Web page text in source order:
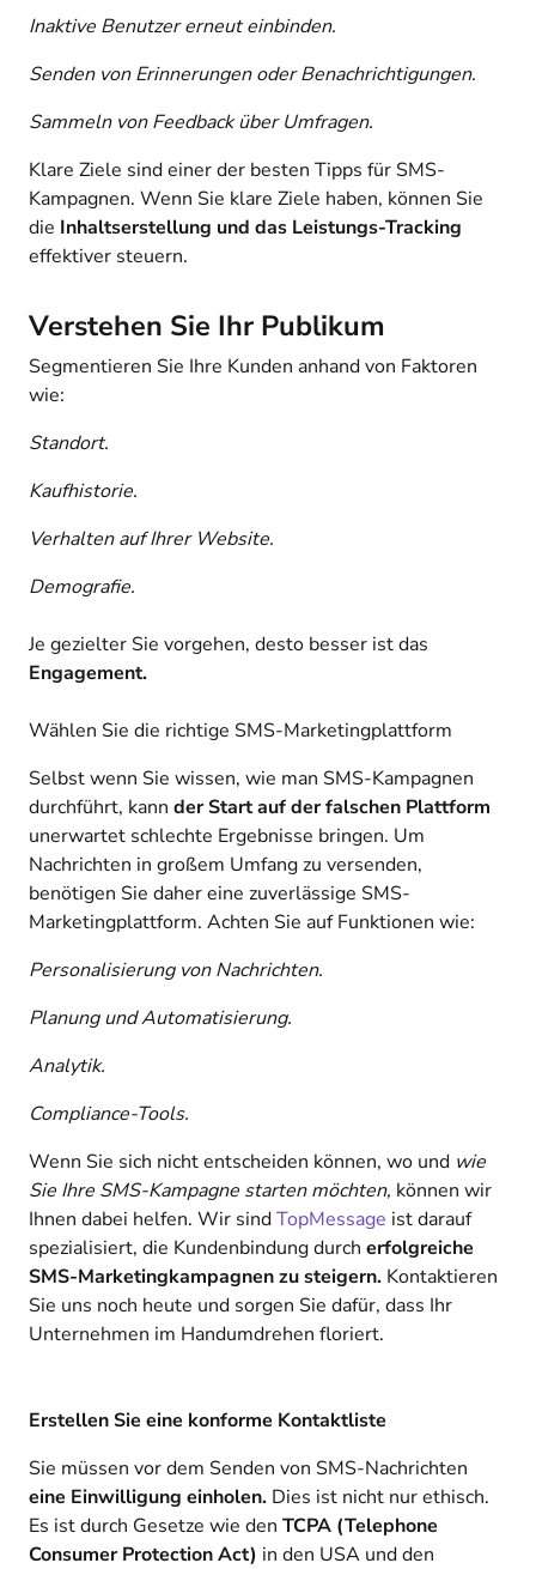
Inaktive Benutzer erneut einbinden.
Senden von Erinnerungen oder Benachrichtigungen.
Sammeln von Feedback über Umfragen.
Klare Ziele sind einer der besten Tipps für SMS-
Kampagnen. Wenn Sie klare Ziele haben, können Sie
die Inhaltserstellung und das Leistungs-Tracking
effektiver steuern.
Verstehen Sie Ihr Publikum
Segmentieren Sie Ihre Kunden anhand von Faktoren
wie:
Standort.
Kaufhistorie.
Verhalten auf Ihrer Website.
Demografie.
Je gezielter Sie vorgehen, desto besser ist das
Engagement.
Wählen Sie die richtige SMS-Marketingplattform
Selbst wenn Sie wissen, wie man SMS-Kampagnen
durchführt, kann der Start auf der falschen Plattform
unerwartet schlechte Ergebnisse bringen. Um
Nachrichten in großem Umfang zu versenden,
benötigen Sie daher eine zuverlässige SMS-
Marketingplattform. Achten Sie auf Funktionen wie:
Personalisierung von Nachrichten.
Planung und Automatisierung.
Analytik.
Compliance-Tools.
Wenn Sie sich nicht entscheiden können, wo und wie
Sie Ihre SMS-Kampagne starten möchten, können wir
Ihnen dabei helfen. Wir sindTopMessage ist darauf
spezialisiert, die Kundenbindung durch erfolgreiche
SMS-Marketingkampagnen zu steigern. Kontaktieren
Sie uns noch heute und sorgen Sie dafür, dass Ihr
Unternehmen im Handumdrehen floriert.
Erstellen Sie eine konforme Kontaktliste
Sie müssen vor dem Senden von SMS-Nachrichten
eine Einwilligung einholen. Dies ist nicht nur ethisch.
Es ist durch Gesetze wie den TCPA (Telephone
Consumer Protection Act) in den USA und den